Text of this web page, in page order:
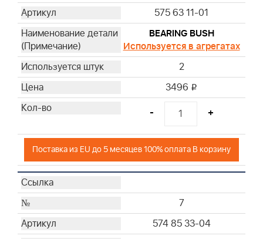
575 63 11-01
BEARING BUSH
Используется в агрегатах
2
3496 i
- +
Поставка из EU до 5 месяцев 100% оплата В корзину
7
574 85 33-04